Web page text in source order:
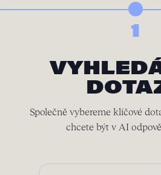
1
Společně vybereme klíčové
chcete být v AI